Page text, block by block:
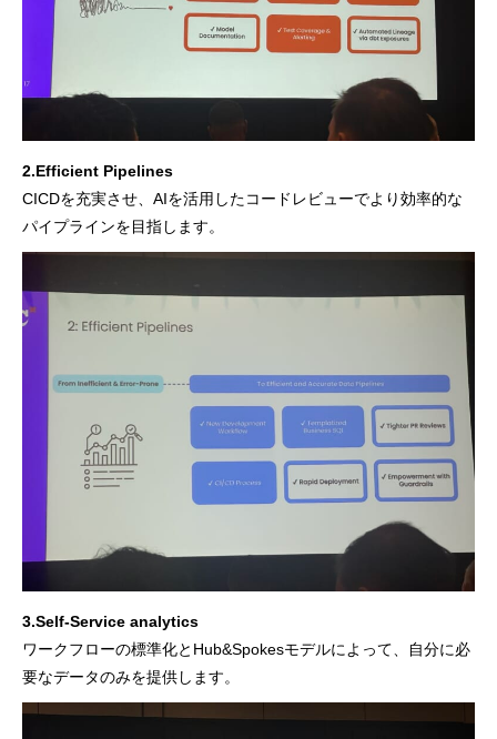
2.Efficient Pipelines
CICDを充実させ、AIを活用したコードレビューでより効率的な
パイプラインを目指します。
3.Self-Service analytics
ワークフローの標準化とHub&Spokesモデルによって、自分に必
要なデータのみを提供します。